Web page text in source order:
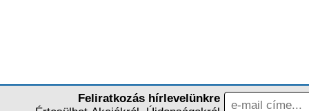
Feliratkozás hírlevelünkre